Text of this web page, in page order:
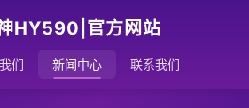
HY590|官方网站
们 新闻中心 联系我们